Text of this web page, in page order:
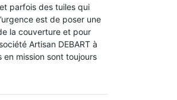
parfois des tuiles qui
est de poser une
la couverture et pour
Artisan DEBART à
mission sont toujours